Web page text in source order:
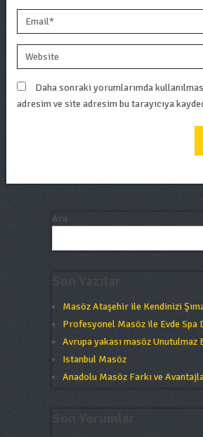
Daha sonraki yorumlarımda
adresim ve site adresim bu tarayıcıya
Ara
Masöz Ataşehir ile Kendinizi
Profesyonel Masöz ile Evde Spa
Avrupa yakası masöz Unutulmaz
Istanbul Masöz
Anadolu Masöz Farkı ve